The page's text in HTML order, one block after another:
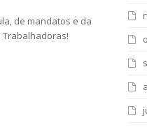
de mandatos e da